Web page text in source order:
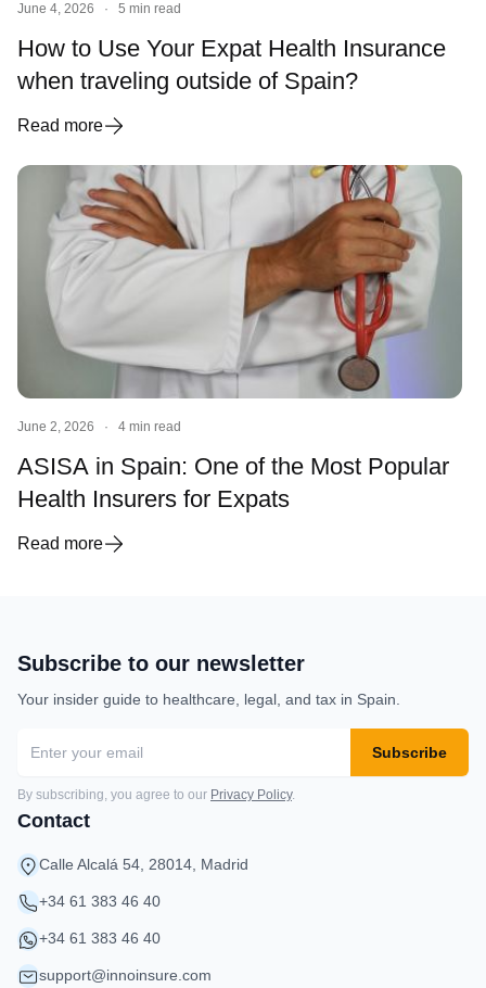
June 4, 2026 · 5 min read
How to Use Your Expat Health Insurance
when traveling outside of Spain?
Read more
June 2, 2026 · 4 min read
ASISA in Spain: One of the Most Popular
Health Insurers for Expats
Read more
Subscribe to our newsletter
Your insider guide to healthcare, legal, and tax in Spain.
Subscribe
By subscribing, you agree to our Privacy Policy.
Contact
Calle Alcalá 54, 28014, Madrid
+34 61 383 46 40
+34 61 383 46 40
support@innoinsure.com